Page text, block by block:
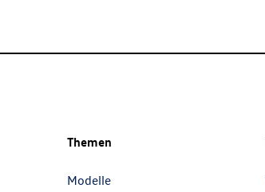
Themen
Modelle